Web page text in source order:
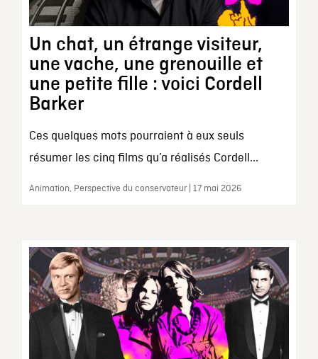
Un chat, un étrange visiteur,
une vache, une grenouille et
une petite fille : voici Cordell
Barker
Ces quelques mots pourraient à eux seuls
résumer les cinq films qu’a réalisés Cordell...
Animation, Perspective du conservateur | 17 mai 2026